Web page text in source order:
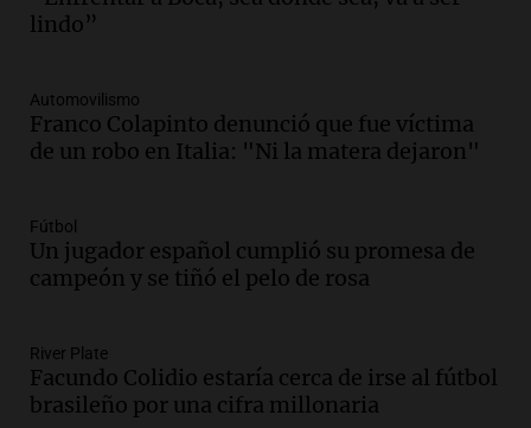
Episodios
sobre los parques educativos
Amamos Argentina
Episodios
traerá más lluvias y eventos extremos
durante la primavera
Informados al regreso
restablecer el servicio de electricidad
tras fuertes vientos
Panorama Federal
lindo”
Automovilismo
Franco Colapinto denunció que fue víctima
de un robo en Italia: "Ni la matera dejaron"
Fútbol
Un jugador español cumplió su promesa de
campeón y se tiñó el pelo de rosa
River Plate
Facundo Colidio estaría cerca de irse al fútbol
brasileño por una cifra millonaria